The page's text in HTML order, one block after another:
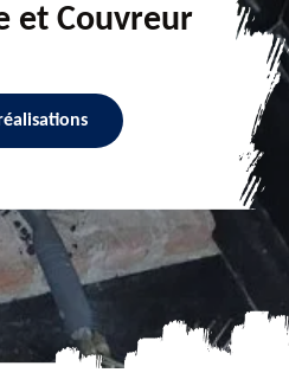
et Couvreur